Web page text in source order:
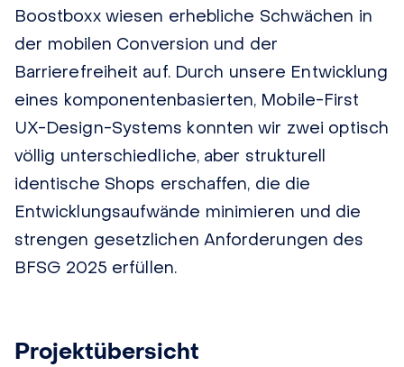
Boostboxx wiesen erhebliche Schwächen in
der mobilen Conversion und der
Barrierefreiheit auf. Durch unsere Entwicklung
eines komponentenbasierten, Mobile-First
UX-Design-Systems konnten wir zwei optisch
völlig unterschiedliche, aber strukturell
identische Shops erschaffen, die die
Entwicklungsaufwände minimieren und die
strengen gesetzlichen Anforderungen des
BFSG 2025 erfüllen.
Projektübersicht